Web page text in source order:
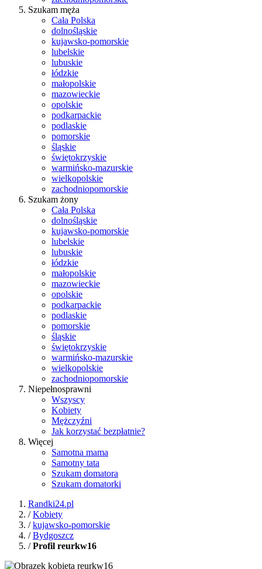
Szukam męża
Cała Polska
dolnośląskie
kujawsko-pomorskie
lubelskie
lubuskie
łódzkie
małopolskie
mazowieckie
opolskie
podkarpackie
podlaskie
pomorskie
śląskie
świętokrzyskie
warmińsko-mazurskie
wielkopolskie
zachodniopomorskie
Szukam żony
Cała Polska
dolnośląskie
kujawsko-pomorskie
lubelskie
lubuskie
łódzkie
małopolskie
mazowieckie
opolskie
podkarpackie
podlaskie
pomorskie
śląskie
świętokrzyskie
warmińsko-mazurskie
wielkopolskie
zachodniopomorskie
Niepełnosprawni
Wszyscy
Kobiety
Mężczyźni
Jak korzystać bezpłatnie?
Więcej
Samotna mama
Samotny tata
Szukam domatora
Szukam domatorki
Randki24.pl
/Kobiety
/kujawsko-pomorskie
/Bydgoszcz
/Profil reurkw16